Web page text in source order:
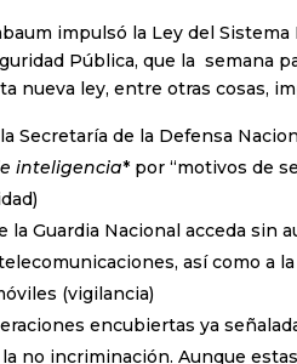
impulsó la Ley del
Pública, que la semana
nueva ley, entre otras cosas,
Secretaría de la Defensa
inteligencia* por “motivos de
la Guardia Nacional acceda sin
así como a
(vigilancia)
encubiertas ya
la no incriminación. Aunque